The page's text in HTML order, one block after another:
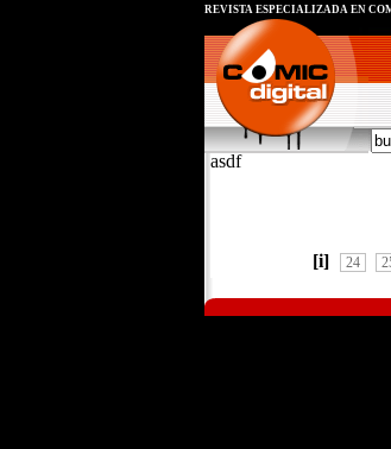
REVISTA ESPECIALIZADA EN
asdf
[i] 24